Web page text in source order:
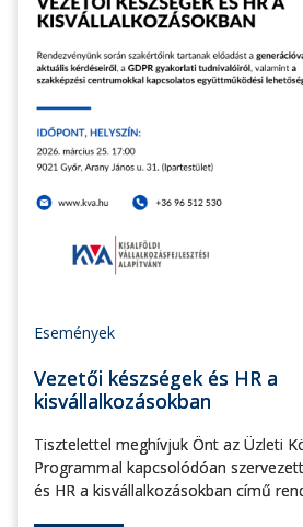
Események
Vezetői készségek és HR a
kisvállalkozásokban
Tisztelettel meghívjuk Önt az Üzleti
Programmal kapcsolódóan
és HR a kisvállalkozásokban című